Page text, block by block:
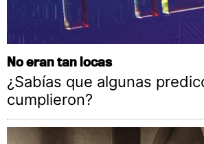
No eran tan locas
¿Sabías que algunas
cumplieron?